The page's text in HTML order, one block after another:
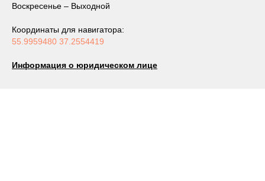
Воскресенье – Выходной
Координаты для навигатора:
55.9959480 37.2554419
Информация о юридическом лице